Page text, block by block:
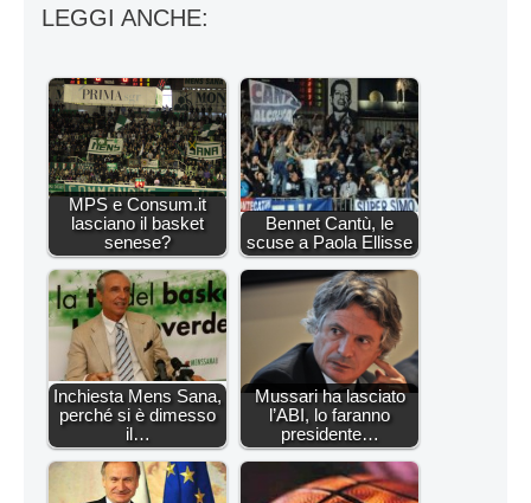
LEGGI ANCHE:
MPS e Consum.it
lasciano il basket
senese?
Bennet Cantù, le
scuse a Paola Ellisse
Inchiesta Mens Sana,
perché si è dimesso
il…
Mussari ha lasciato
l’ABI, lo faranno
presidente…